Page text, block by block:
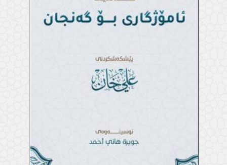
کتێبخانە-هەندێک ئامۆژگاری بۆ گەنجان
کتێبخانە-قەزاوەتكردنێكی بەویژدان سەبارەت بە